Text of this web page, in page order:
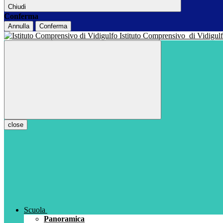
Chiudi
Conferma
Annulla Conferma
Istituto Comprensivo di
close
Scuola
Panoramica